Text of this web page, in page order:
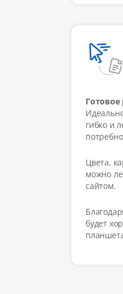
гибко и
Цвета,
можно
сайтом.
будет